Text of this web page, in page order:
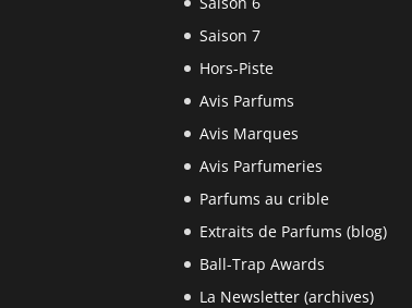
Saison 7
Hors-Piste
Avis Parfums
Avis Marques
Avis Parfumeries
Parfums au crible
Extraits de Parfums (blog)
Ball-Trap Awards
La Newsletter (archives)